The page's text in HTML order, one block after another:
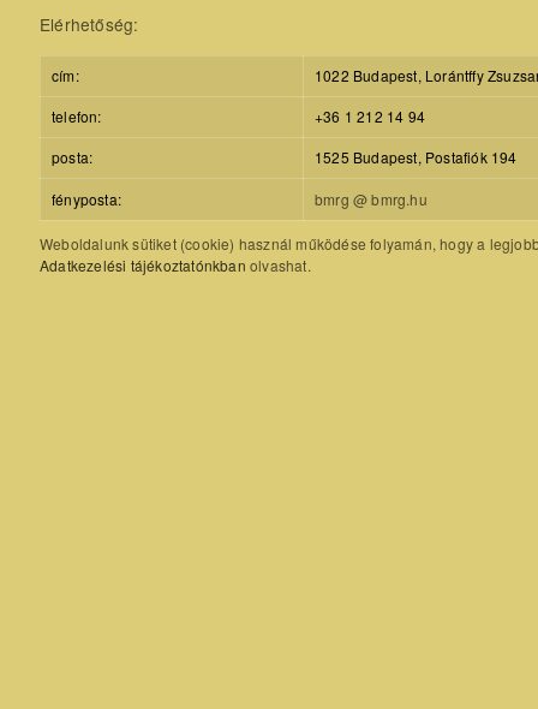
Elérhetőség:
cím:
1022 Budapest, Lorántffy
telefon:
+36 1 212 14 94
posta:
1525 Budapest, Postafiók 194
fényposta: bmrg @ bmrg.hu
Weboldalunk sütiket (cookie) használ működése folyamán, hogy a
Adatkezelési tájékoztatónkban olvashat.